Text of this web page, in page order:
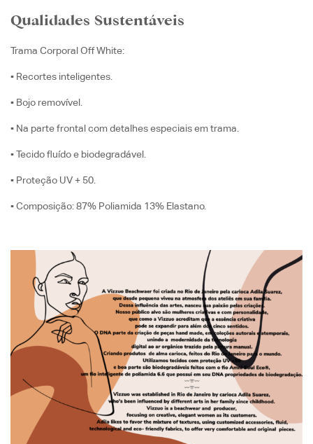
Qualidades Sustentáveis
Trama Corporal Off White:
▪️ Recortes inteligentes.
▪️ Bojo removível.
▪️ Na parte frontal com detalhes especiais em trama.
▪️Tecido fluído e biodegradável.
▪️ Proteção UV + 50.
▪️ Composição: 87% Poliamida 13% Elastano.